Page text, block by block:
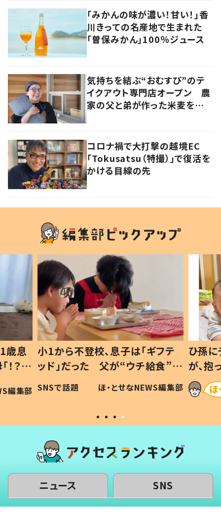
「みかんの味が濃い！甘い！」香
川きっての名産地で生まれた
「曽保みかん」100％ジュース
気持ちを結ぶ“おむすび”のテ
イクアウト専門店オープン 農
家の父と弟が作った米麦を使
コロナ禍で大打撃の越境EC
「Tokusatsu（特撮）」で復活を
かける目線の先
歳息
？」
編集部
小1から不登校、息子は「ギフテ
ッド」だった 父が“ウチ給食”を
作り続ける理由とは #令和の親
#令和の子
SNSで話題 ほ・とせなNEWS編集部
ひ孫
が、
「涙が
い」
ニュース SNS